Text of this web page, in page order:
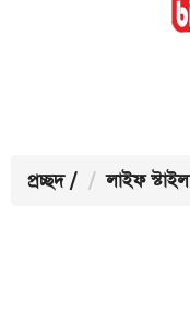
প্রচ্ছদ / লাইফ স্টাইল